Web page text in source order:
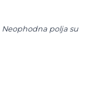
Neophodna polja su